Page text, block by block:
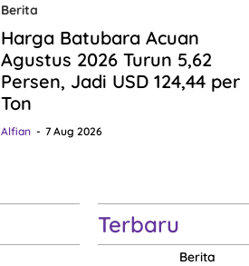
Berita
Harga Batubara Acuan
Agustus 2026 Turun 5,62
Persen, Jadi USD 124,44 per
Ton
Alfian 7 Aug 2026
Terbaru
Berita